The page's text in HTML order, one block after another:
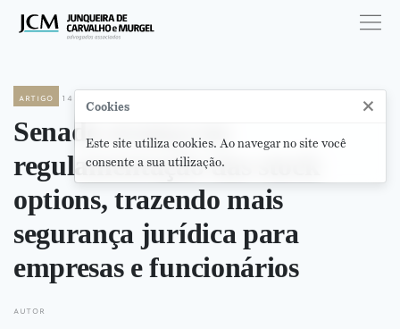
artigo 14 de setembro de 2023
Senado avança na
regulamentação das stock
options, trazendo mais
segurança jurídica para
empresas e funcionários
autor
Cookies ×
Este site utiliza cookies. Ao navegar no site você
consente a sua utilização.